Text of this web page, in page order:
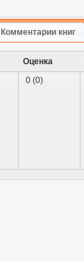
Комментарии книг
Оценка
0 (0)